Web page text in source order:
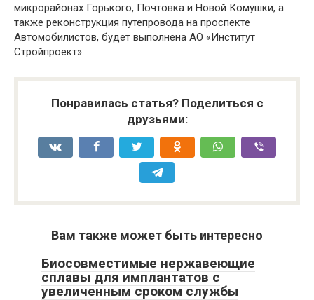
микрорайонах Горького, Почтовка и Новой Комушки, а
также реконструкция путепровода на проспекте
Автомобилистов, будет выполнена АО «Институт
Стройпроект».
Понравилась статья? Поделиться с
друзьями:
Вам также может быть интересно
Биосовместимые нержавеющие
сплавы для имплантатов с
увеличенным сроком службы